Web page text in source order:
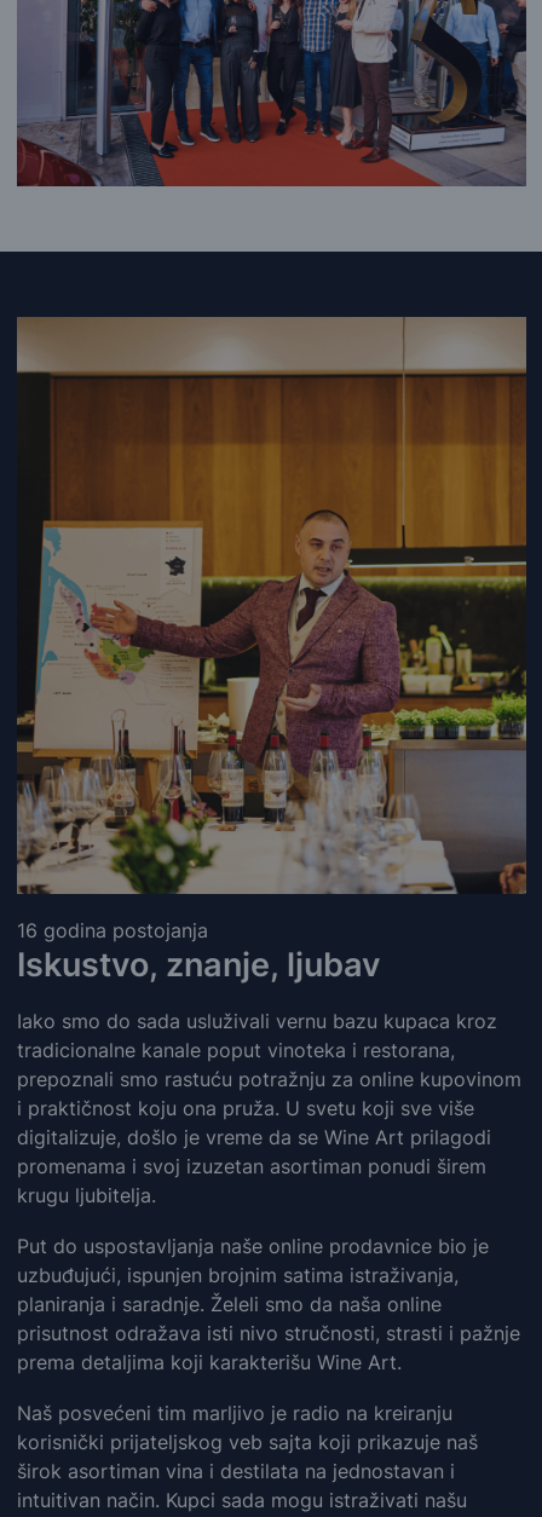
16 godina postojanja
Iskustvo, znanje, ljubav
Iako smo do sada usluživali vernu bazu kupaca kroz
tradicionalne kanale poput vinoteka i restorana,
prepoznali smo rastuću potražnju za online kupovinom
i praktičnost koju ona pruža. U svetu koji sve više
digitalizuje, došlo je vreme da se Wine Art prilagodi
promenama i svoj izuzetan asortiman ponudi širem
krugu ljubitelja.
Put do uspostavljanja naše online prodavnice bio je
uzbuđujući, ispunjen brojnim satima istraživanja,
planiranja i saradnje. Želeli smo da naša online
prisutnost odražava isti nivo stručnosti, strasti i pažnje
prema detaljima koji karakterišu Wine Art.
Naš posvećeni tim marljivo je radio na kreiranju
korisnički prijateljskog veb sajta koji prikazuje naš
širok asortiman vina i destilata na jednostavan i
intuitivan način. Kupci sada mogu istraživati našu